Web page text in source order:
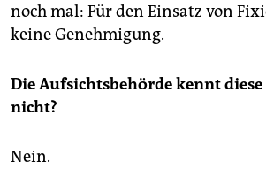
noch mal: Für den Einsatz von
keine Genehmigung.
Die Aufsichtsbehörde kennt
nicht?
Nein.